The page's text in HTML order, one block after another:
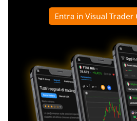
Entra in Visual Trader